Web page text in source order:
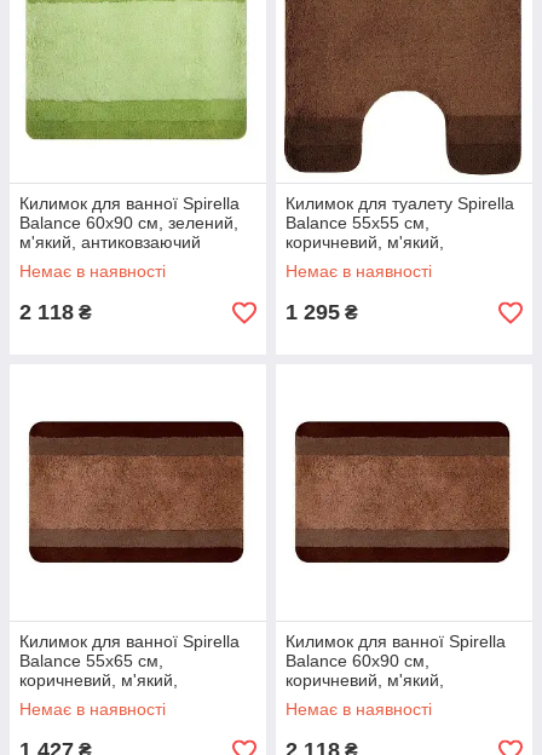
Килимок для ванної Spirella
Balance 60х90 см, зелений,
м'який, антиковзаючий
(10.09231)
Немає в наявності
2 118 ₴
Килимок для туалету Spirella
Balance 55х55 см,
коричневий, м'який,
антиковзаючий, з вирізом
(10.14454)
Немає в наявності
1 295 ₴
Килимок для ванної Spirella
Balance 55х65 см,
коричневий, м'який,
антиковзаючий (10.14455)
Немає в наявності
1 427 ₴
Килимок для ванної Spirella
Balance 60х90 см,
коричневий, м'який,
антиковзаючий (10.14456)
Немає в наявності
2 118 ₴